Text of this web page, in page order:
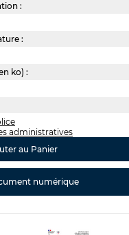
:
:
ko) :
administratives
au Panier
numérique